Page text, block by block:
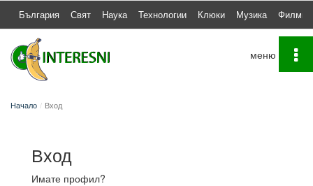
България Свят Наука Технологии Клюки Музика Филми
Начало Вход
Вход
Имате профил?